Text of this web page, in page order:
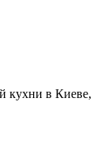
кухни в Киеве,